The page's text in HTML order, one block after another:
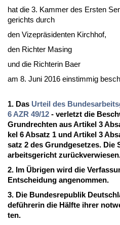
hat die 3. Kam­mer des Ers­ten
ge­richts durch
den Vi­ze­präsi­den­ten Kirch­hof,
den Rich­ter Ma­sing
und die Rich­te­rin Ba­er
am 8. Ju­ni 2016 ein­stim­mig
1. Das Ur­teil des
6 AZR 49/12 - ver­letzt die
Grund­rech­ten aus Ar­ti­kel 3
kel 6 Ab­satz 1 und Ar­ti­kel 3
satz 2 des Grund­ge­set­zes.
ar­beits­ge­richt
2. Im Übri­gen wird die
Ent­schei­dung an­ge­nom­men.
3. Die Bun­des­re­pu­blik
deführe­rin die Hälf­te ih­rer
ten.